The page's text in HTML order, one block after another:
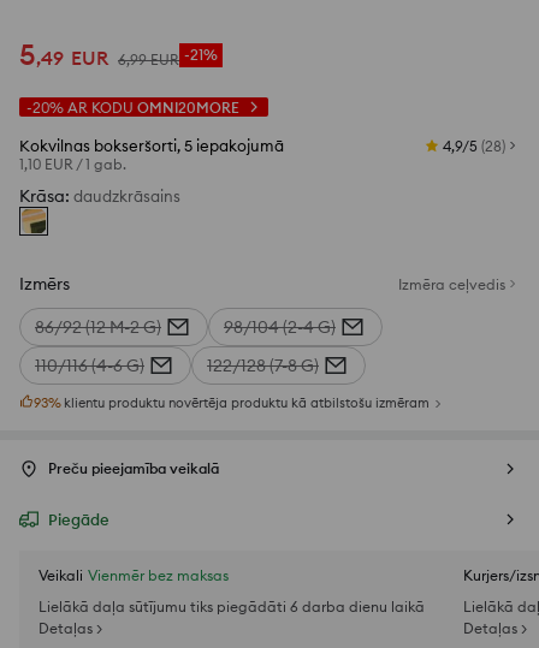
5,49 EUR 6,99 EUR -21%
-20% AR KODU OMNI20MORE
Kokvilnas bokseršorti, 5 iepakojumā
1,10 EUR /1 gab.
4,9/5 (28)
Krāsa: daudzkrāsains
Izmērs Izmēra ceļvedis
86/92 (12 M-2 G)
98/104 (2-4 G)
110/116 (4-6 G)
122/128 (7-8 G)
93% klientu produktu novērtēja produktu kā atbilstošu izmēram
Preču pieejamība veikalā
Piegāde
Veikali Vienmēr bez maksas
Lielākā daļa sūtījumu tiks piegādāti 6 darba dienu laikā
Detaļas >
Kurjers/
Lielākā
Detaļas >